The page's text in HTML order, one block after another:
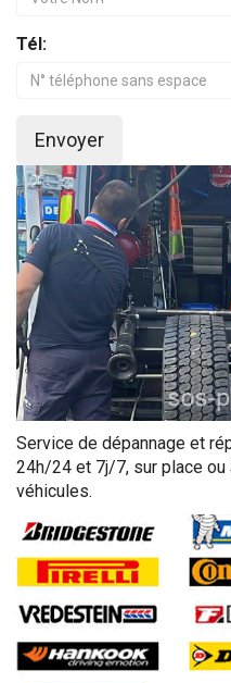
Tél:
Envoyer
Service de dépannage et
24h/24 et 7j/7, sur place
véhicules.